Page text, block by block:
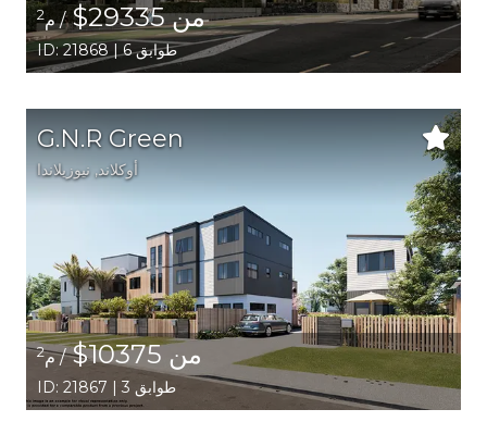
من 29335$ / م2
ID: 21868 | 6 طوابق
G.N.R Green
أوكلاند, نيوزيلاندا
من 10375$ / م2
ID: 21867 | 3 طوابق